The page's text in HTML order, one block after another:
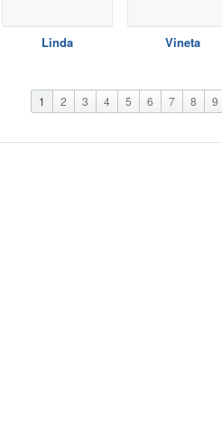
Linda Vineta
1 2 3 4 5 6 7 8 9